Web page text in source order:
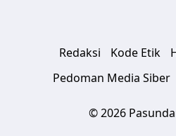
Redaksi Kode Etik
Pedoman Media Siber
© 2026